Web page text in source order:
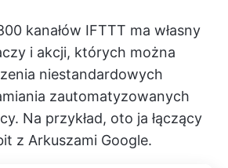
kanałów IFTTT ma własny
i akcji, których można
niestandardowych
zautomatyzowanych
Na przykład, oto ja łączący
z Arkuszami Google.